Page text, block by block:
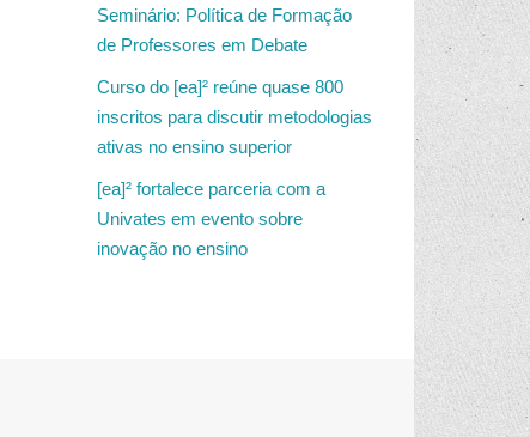
Seminário: Política de Formação
de Professores em Debate
Curso do [ea]² reúne quase 800
inscritos para discutir metodologias
ativas no ensino superior
[ea]² fortalece parceria com a
Univates em evento sobre
inovação no ensino